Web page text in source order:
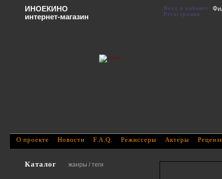
Каталог жанры / теги
О проекте Новости F.A.Q. Режиссеры Актеры
ИНОЕКИНО
интернет-магазин
Вход в кабинет
Регистрация